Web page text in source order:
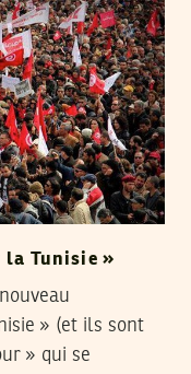
la Tunisie »
» (et ils sont
» qui se